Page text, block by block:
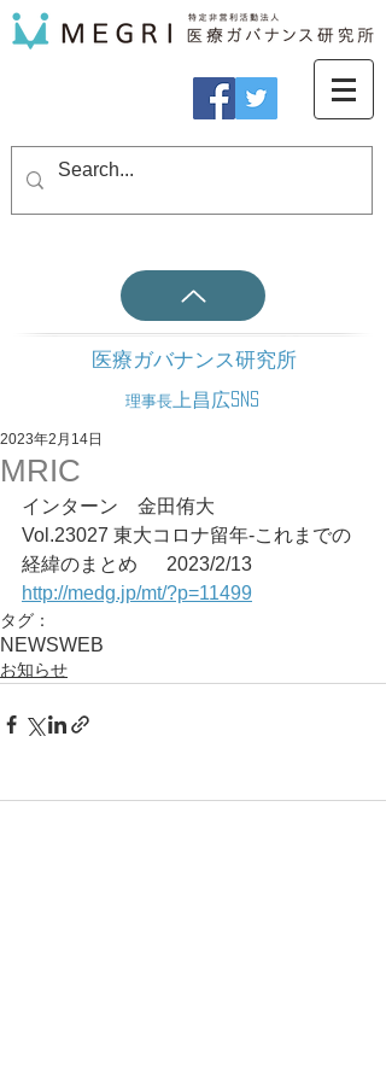
医療ガバナンス研究所
理事長 上昌広SNS
MRIC
2023年2月14日
インターン　金田侑大
Vol.23027 東大コロナ留年-これまでの
経緯のまとめ	2023/2/13
http://medg.jp/mt/?p=11499
タグ：
NEWSWEB
お知らせ